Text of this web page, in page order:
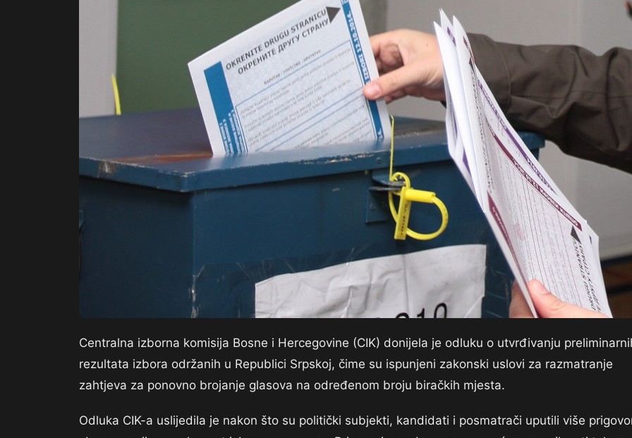
Centralna izborna komisija Bosne i Hercegovine (CIK) donijela je odluku o utvrđivanju
rezultata izbora održanih u Republici Srpskoj, čime su ispunjeni zakonski uslovi za razmatranje
zahtjeva za ponovno brojanje glasova na određenom broju biračkih mjesta.
Odluka CIK-a uslijedila je nakon što su politički subjekti, kandidati i posmatrači uputili više